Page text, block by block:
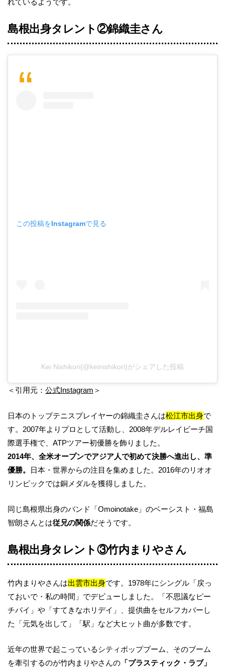
島根出身タレント②錦織圭さん
この投稿をInstagramで見る
Kei Nishikori(@keinishikori)がシェアした投稿
＜引用元： 公式Instagram ＞
日本のトップテニスプレイヤーの錦織圭さんは松江市出身で
す。2007年よりプロとして活動し、2008年デルレイビーチ国
際選手権で、ATPツアー初優勝を飾りました。
2014年、全米オープンでアジア人で初めて決勝へ進出し、準
優勝。
日本・世界からの注目を集めました。2016年のリオオ
リンピックでは銅メダルを獲得しました。
同じ島根県出身のバンド「Omoinotake」のベーシスト・福島
智朗さんとは従兄の関係だそうです。
島根出身タレント③竹内まりやさん
竹内まりやさんは出雲市出身です。1978年にシングル「戻っ
ておいで・私の時間」でデビューしました。「不思議なピー
チパイ」や「すてきなホリデイ」、提供曲をセルフカバーし
た「元気を出して」「駅」など大ヒット曲が多数です。
近年の世界で起こっているシティポップブーム、そのブーム
を牽引するのが竹内まりやさんの 「プラスティック・ラブ」